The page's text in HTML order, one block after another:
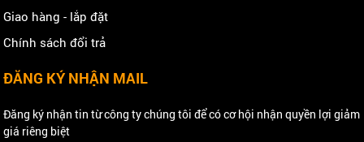
Giao hàng - lắp đặt
Chính sách đổi trả
ĐĂNG KÝ NHẬN MAIL
Đăng ký nhận tin từ công ty chúng tôi để có cơ hội nhận quyền lợi giảm
giá riêng biệt